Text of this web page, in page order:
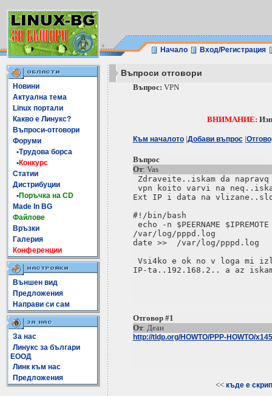
Начало Вход/Регистрация
Новини
Актуална тема
Linux портали
Какво е Линукс?
Въпроси-отговори
Форуми
•Трудова борса
•Конкурс
Статии
Дистрибуции
•Поръчка на CD
Made In BG
Файлове
Връзки
Галерия
Конференции
Външен вид
Предложения
Направи си сам
За нас
Линукс за българи
ЕООД
Линк към нас
Предложения
Въпроси отговори
Въпрос: VPN
ВНИМАНИЕ:
Към началото|Добави въпрос|
Въпрос
От: Vas
Zdraveite..iskam da
vpn koito varvi na
Ext IP i data na
#!/bin/bash
echo -n $PEERNAME
/var/log/pppd.log
date >>  /var/log/pppd.log
Vsi4ko e ok no v loga mi
IP-ta..192.168.2.. a az
Отговор #1
От: Деан
http://tldp.org/HOWTO/PPP-HOWTO/
<< къде е